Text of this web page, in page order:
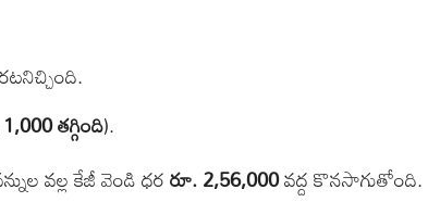
తగ్గింది).
వల్ల కేజీ వెండి ధరరూ. 2,56,000వద్ద కొనసాగుతోంది.